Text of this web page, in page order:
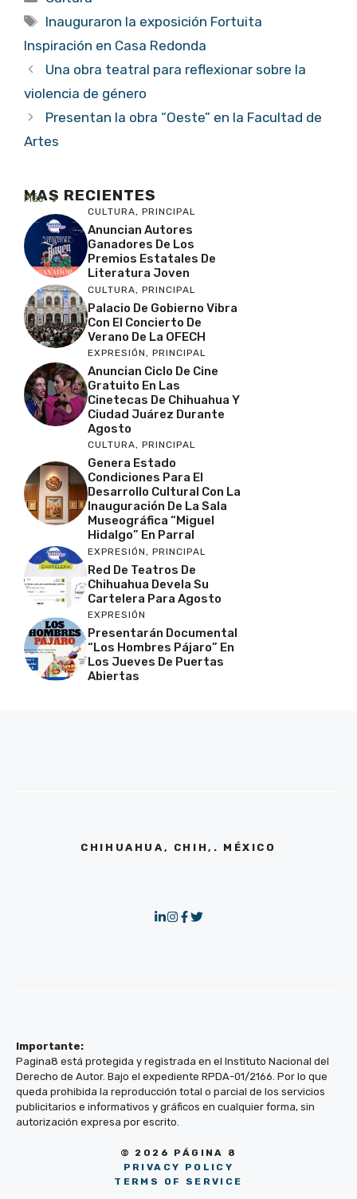
Etiquetas
Inauguraron la exposición Fortuita
Inspiración en Casa Redonda
Una obra teatral para reflexionar sobre la
violencia de género
Presentan la obra “Oeste” en la Facultad de
Artes
MAS RECIENTES
Más
CULTURA, PRINCIPAL
Anuncian Autores
Ganadores De Los
Premios Estatales De
Literatura Joven
CULTURA, PRINCIPAL
Palacio De Gobierno Vibra
Con El Concierto De
Verano De La OFECH
EXPRESIÓN, PRINCIPAL
Anuncian Ciclo De Cine
Gratuito En Las
Cinetecas De Chihuahua Y
Ciudad Juárez Durante
Agosto
CULTURA, PRINCIPAL
Genera Estado
Condiciones Para El
Desarrollo Cultural Con La
Inauguración De La Sala
Museográfica “Miguel
Hidalgo” En Parral
EXPRESIÓN , PRINCIPAL
Red De Teatros De
Chihuahua Devela Su
Cartelera Para Agosto
EXPRESIÓN
Presentarán Documental
“Los Hombres Pájaro” En
Los Jueves De Puertas
Abiertas
CHIHUAHUA, CHIH,. MÉXICO
Importante:
Pagina8 está protegida y registrada en el Instituto Nacional del
Derecho de Autor. Bajo el expediente RPDA-01/2166. Por lo que
queda prohibida la reproducción total o parcial de los servicios
publicitarios e informativos y gráficos en cualquier forma, sin
autorización expresa por escrito.
© 2026 PÁGINA 8
PRIVACY POLICY
TERMS OF SERVICE